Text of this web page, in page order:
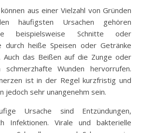
aus einer Vielzahl von Gründen
häufigsten Ursachen gehören
beispielsweise Schnitte oder
durch heiße Speisen oder Getränke
Auch das Beißen auf die Zunge oder
schmerzhafte Wunden hervorrufen.
ist in der Regel kurzfristig und
jedoch sehr unangenehm sein.
Ursache sind Entzündungen,
Infektionen. Virale und bakterielle